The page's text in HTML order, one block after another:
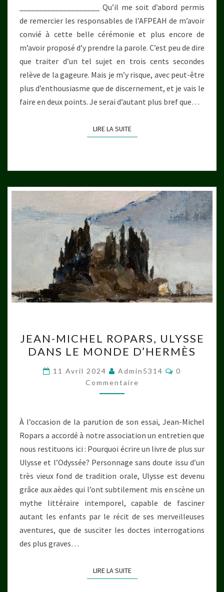
____________________ Qu’il me soit d’abord permis
de remercier les responsables de l’AFPEAH de m’avoir
convié à cette belle cérémonie et plus encore de
m’avoir proposé d’y prendre la parole. C’est peu de dire
que traiter d’un tel sujet en trois cents secondes
relève de la gageure. Mais je m’y risque, avec peut-être
plus d’enthousiasme que de discernement, et je vais le
faire en deux points. Je serai d’autant plus bref que…
LIRE LA SUITELIRE LA SUITE
MICHEL
ROPARS,
ULYSSE
DANS
LE
D’HERMÈS
JEAN-MICHEL ROPARS, ULYSSE
DANS LE MONDE D’HERMÈS
11 Avril 2024 Admin5314
0
Commentaire
À l’occasion de la parution de son essai, Jean-Michel
Ropars a accordé à notre association un entretien que
nous restituons ici : Pourquoi écrire un livre de plus sur
Ulysse et l’Odyssée? Personnage sans doute issu d’un
très vieux fond de tradition orale, Ulysse est devenu
grâce aux aèdes qui l’ont subtilement mis en scène un
mythe littéraire intemporel, capable de fasciner
autant les enfants par le récit de ses merveilleuses
aventures, que de susciter les doctes interrogations
des plus graves…
LIRE LA SUITELIRE LA SUITE